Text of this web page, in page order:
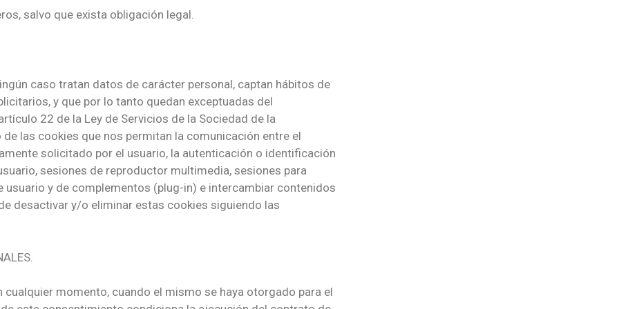
salvo que exista obligación legal.
caso tratan datos de carácter personal, captan hábitos de
y que por lo tanto quedan exceptuadas del
22 de la Ley de Servicios de la Sociedad de la
las cookies que nos permitan la comunicación entre el
solicitado por el usuario, la autenticación o identificación
sesiones de reproductor multimedia, sesiones para
y de complementos (plug-in) e intercambiar contenidos
desactivar y/o eliminar estas cookies siguiendo las
momento, cuando el mismo se haya otorgado para el